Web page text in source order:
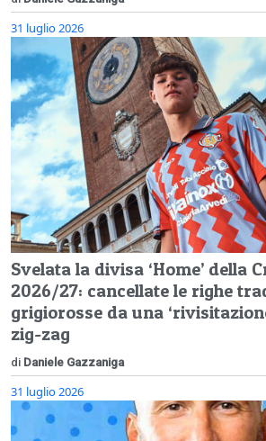
31 luglio 2026
Svelata la divisa ‘Home’ della
2026/27: cancellate le righe
grigiorosse da una
zig-zag
di Daniele Gazzaniga
31 luglio 2026